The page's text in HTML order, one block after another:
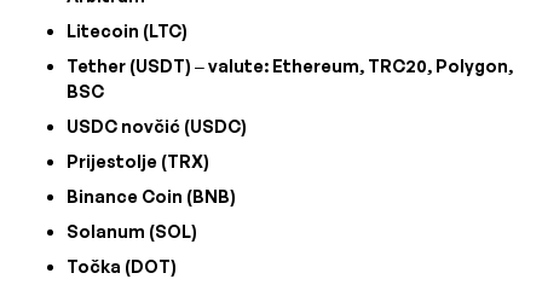
Litecoin (LTC)
Tether (USDT) – valute: Ethereum, TRC20, Polygon,
BSC
USDC novčić (USDC)
Prijestolje (TRX)
Binance Coin (BNB)
Solanum (SOL)
Točka (DOT)